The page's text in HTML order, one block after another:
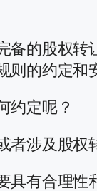
备的股权
则的约定和
约定呢？
者涉及股权
具有合理